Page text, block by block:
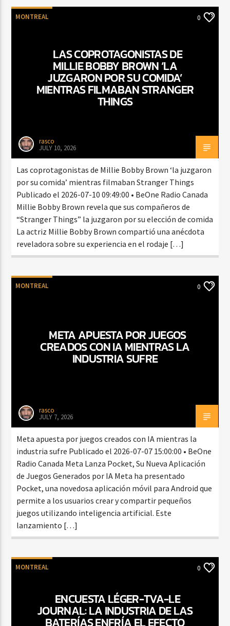
MONTREAL 0
LAS COPROTAGONISTAS DE
MILLIE BOBBY BROWN ‘LA
JUZGARON POR SU COMIDA’
MIENTRAS FILMABAN STRANGER
THINGS
rasco
JULY 10, 2026
Las coprotagonistas de Millie Bobby Brown ‘la juzgaron
por su comida’ mientras filmaban Stranger Things
Publicado el 2026-07-10 09:49:00 • BeOne Radio Canada
Millie Bobby Brown revela que sus compañeros de
“Stranger Things” la juzgaron por su elección de comida
La actriz Millie Bobby Brown compartió una anécdota
reveladora sobre su experiencia en el rodaje […]
MONTREAL 0
META APUESTA POR JUEGOS
CREADOS CON IA MIENTRAS LA
INDUSTRIA SUFRE
rasco
JULY 7, 2026
Meta apuesta por juegos creados con IA mientras la
industria sufre Publicado el 2026-07-07 15:00:00 • BeOne
Radio Canada Meta Lanza Pocket, Su Nueva Aplicación
de Juegos Generados por IA Meta ha presentado
Pocket, una novedosa aplicación móvil para Android que
permite a los usuarios crear y compartir pequeños
juegos utilizando inteligencia artificial. Este
lanzamiento […]
MONTREAL 0
ENCUESTA LÉGER-TVA-LE
JOURNAL: LA INDUSTRIA DE LAS
BATERÍAS ENFRÍA EL EFECTO